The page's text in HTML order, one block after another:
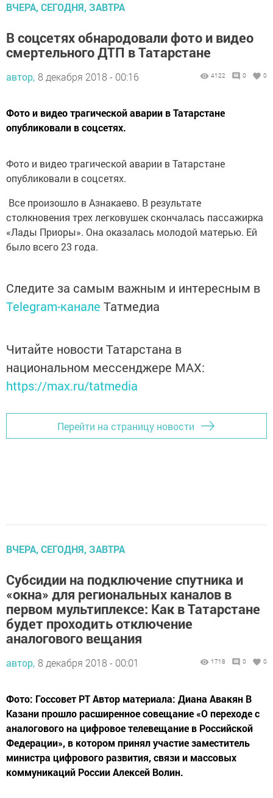
ВЧЕРА, СЕГОДНЯ, ЗАВТРА
В соцсетях обнародовали фото и видео
смертельного ДТП в Татарстане
автор, 8 декабря 2018 - 00:16 4122 0 0
Фото и видео трагической аварии в Татарстане
опубликовали в соцсетях.
Фото и видео трагической аварии в Татарстане
опубликовали в соцсетях.
Все произошло в Азнакаево. В результате
столкновения трех легковушек скончалась пассажирка
«Лады Приоры». Она оказалась молодой матерью. Ей
было всего 23 года.
Следите за самым важным и интересным в
Telegram-канале Татмедиа
Читайте новости Татарстана в
национальном мессенджере MАХ:
https://max.ru/tatmedia
Перейти на страницу новости
ВЧЕРА, СЕГОДНЯ, ЗАВТРА
Субсидии на подключение спутника и
«окна» для региональных каналов в
первом мультиплексе: Как в Татарстане
будет проходить отключение
аналогового вещания
автор, 8 декабря 2018 - 00:01 1718 0 0
Фото: Госсовет РТ Автор материала: Диана Авакян В
Казани прошло расширенное совещание «О переходе с
аналогового на цифровое телевещание в Российской
Федерации», в котором принял участие заместитель
министра цифрового развития, связи и массовых
коммуникаций России Алексей Волин.